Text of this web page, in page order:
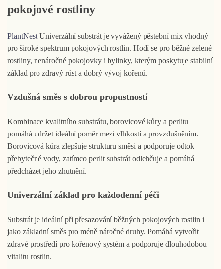
pokojové rostliny
PlantNest Univerzální substrát je vyvážený pěstební mix vhodný
pro široké spektrum pokojových rostlin. Hodí se pro běžné zelené
rostliny, nenáročné pokojovky i bylinky, kterým poskytuje stabilní
základ pro zdravý růst a dobrý vývoj kořenů.
Vzdušná směs s dobrou propustností
Kombinace kvalitního substrátu, borovicové kůry a perlitu
pomáhá udržet ideální poměr mezi vlhkostí a provzdušněním.
Borovicová kůra zlepšuje strukturu směsi a podporuje odtok
přebytečné vody, zatímco perlit substrát odlehčuje a pomáhá
předcházet jeho zhutnění.
Univerzální základ pro každodenní péči
Substrát je ideální při přesazování běžných pokojových rostlin i
jako základní směs pro méně náročné druhy. Pomáhá vytvořit
zdravé prostředí pro kořenový systém a podporuje dlouhodobou
vitalitu rostlin.